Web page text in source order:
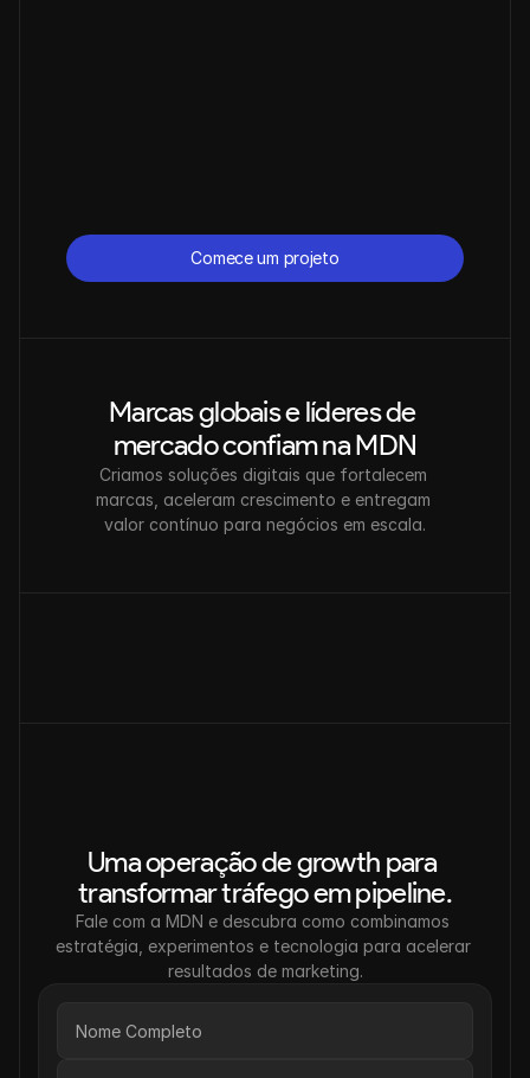
Comece um projeto
Marcas globais e líderes de
mercado confiam na MDN
Criamos soluções digitais que fortalecem
marcas, aceleram crescimento e entregam
valor contínuo para negócios em escala.
Uma operação de growth para
transformar tráfego em pipeline.
Fale com a MDN e descubra como combinamos
estratégia, experimentos e tecnologia para acelerar
resultados de marketing.